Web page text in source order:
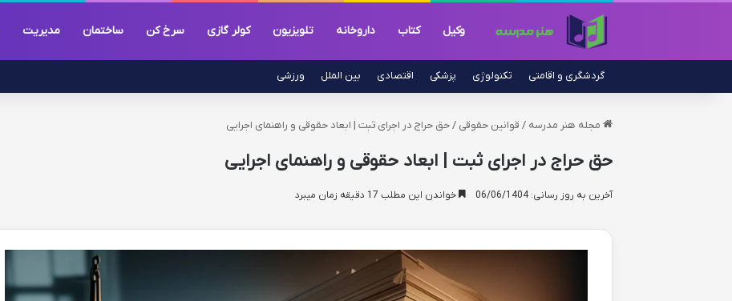
وکیل کتاب داروخانه تلویزیون کولر گازی سرخ کن ساختمان مدیریت
گردشگری و اقامتی تکنولوژی پزشکی اقتصادی بین الملل ورزشی
مجله هنر مدرسه / قوانین حقوقی / حق حراج در اجرای ثبت | ابعاد حقوقی و راهنمای اجرایی
حق حراج در اجرای ثبت | ابعاد حقوقی و راهنمای اجرایی
آخرین به روز رسانی: 06/06/1404 خواندن این مطلب 17 دقیقه زمان میبرد